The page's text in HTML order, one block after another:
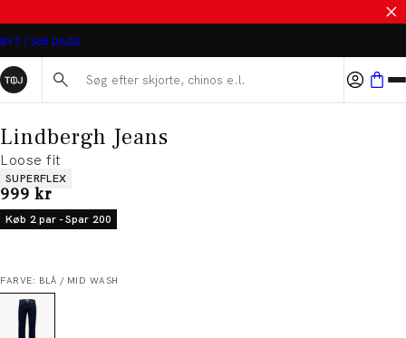
BYT I 365 DAGE
Søg her...
Lindbergh Jeans
Loose fit
Produkt egenskaber
SUPERFLEX
I alt (inkl. rabat)
999 kr
Køb 2 par - Spar 200
FARVE: BLÅ / MID WASH